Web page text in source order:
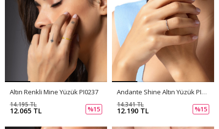
Altın Renkli Mine Yüzük PI0237
12.065 TL
14.195 TL
%15
Andante Shine Altın Yüzük PI0236
12.190 TL
14.341 TL
%15